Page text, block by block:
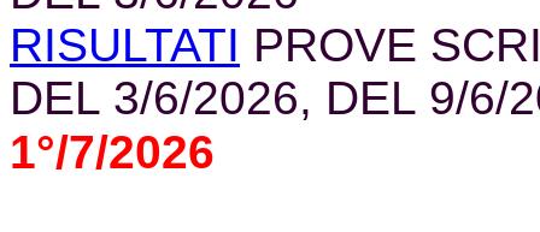
RISULTATI PROVE
DEL 3/6/2026, DEL 9/6/
1°/7/2026